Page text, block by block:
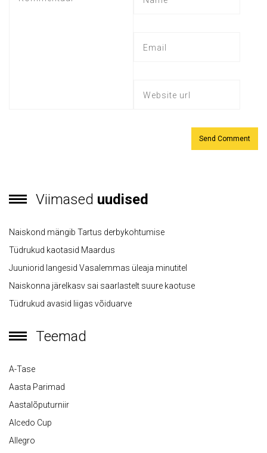
Viimased uudised
Naiskond mängib Tartus derbykohtumise
Tüdrukud kaotasid Maardus
Juuniorid langesid Vasalemmas üleaja minutitel
Naiskonna järelkasv sai saarlastelt suure kaotuse
Tüdrukud avasid liigas võiduarve
Teemad
A-Tase
Aasta Parimad
Aastalõputurniir
Alcedo Cup
Allegro